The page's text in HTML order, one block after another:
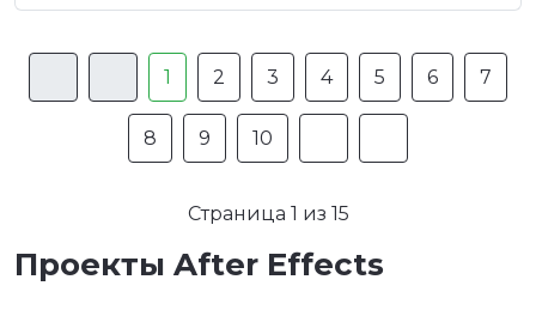
1 2 3 4 5 6 7
8 9 10
Страница 1 из 15
Проекты After Effects